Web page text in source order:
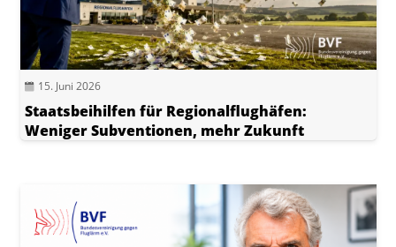
15. Juni 2026
Staatsbeihilfen für Regionalflughäfen:
Weniger Subventionen, mehr Zukunft